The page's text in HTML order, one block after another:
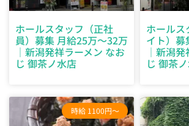
ホールスタッフ（正社
員）募集 月給25万～32万
｜新潟発祥ラーメン なお
じ 御茶ノ水店
ホール
イト）
｜新潟
じ 御茶
時給 1100円～